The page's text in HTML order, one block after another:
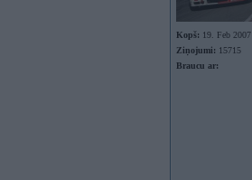
Kopš: 19. Feb 2007
Ziņojumi: 15715
Braucu ar: